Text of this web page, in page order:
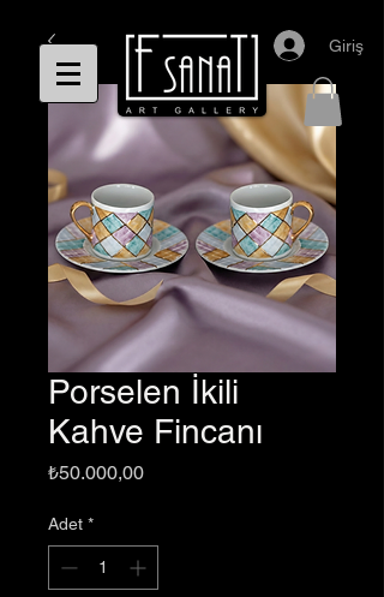
Giriş
Porselen İkili
Kahve Fincanı
₺50.000,00Fiyat
Adet *